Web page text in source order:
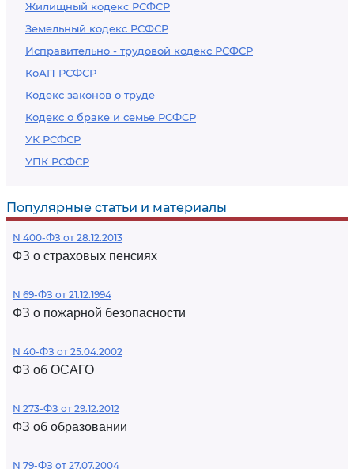
Жилищный кодекс РСФСР
Земельный кодекс РСФСР
Исправительно - трудовой кодекс РСФСР
КоАП РСФСР
Кодекс законов о труде
Кодекс о браке и семье РСФСР
УК РСФСР
УПК РСФСР
Популярные статьи и материалы
N 400-ФЗ от 28.12.2013
ФЗ о страховых пенсиях
N 69-ФЗ от 21.12.1994
ФЗ о пожарной безопасности
N 40-ФЗ от 25.04.2002
ФЗ об ОСАГО
N 273-ФЗ от 29.12.2012
ФЗ об образовании
N 79-ФЗ от 27.07.2004